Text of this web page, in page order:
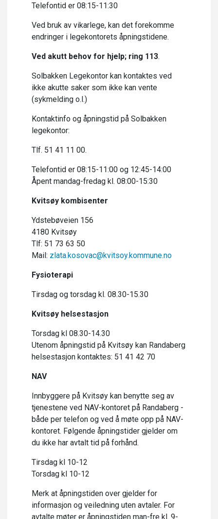
Telefontid er 08:15-11:30
Ved bruk av vikarlege, kan det forekomme
endringer i legekontorets åpningstidene.
Ved akutt behov for hjelp; ring 113.
Solbakken Legekontor kan kontaktes ved
ikke akutte saker som ikke kan vente
(sykmelding o.l.)
Kontaktinfo og åpningstid på Solbakken
legekontor:
Tlf. 51 41 11 00.
Telefontid er 08:15-11:00 og 12:45-14:00
Åpent mandag-fredag kl. 08:00-15:30
Kvitsøy kombisenter
Ydstebøveien 156
4180 Kvitsøy
Tlf: 51 73 63 50
Mail: zlata.kosovac@kvitsoy.kommune.no
Fysioterapi
Tirsdag og torsdag kl. 08.30-15.30
Kvitsøy helsestasjon
Torsdag kl 08.30-14.30
Utenom åpningstid på Kvitsøy kan Randaberg
helsestasjon kontaktes: 51 41 42 70
NAV
Innbyggere på Kvitsøy kan benytte seg av
tjenestene ved NAV-kontoret på Randaberg -
både per telefon og ved å møte opp på NAV-
kontoret. Følgende åpningstider gjelder om
du ikke har avtalt tid på forhånd.
Tirsdag kl 10-12
Torsdag kl 10-12
Merk at åpningstiden over gjelder for
informasjon og veiledning uten avtaler. For
avtalte møter er åpningstiden man-fre kl. 9-